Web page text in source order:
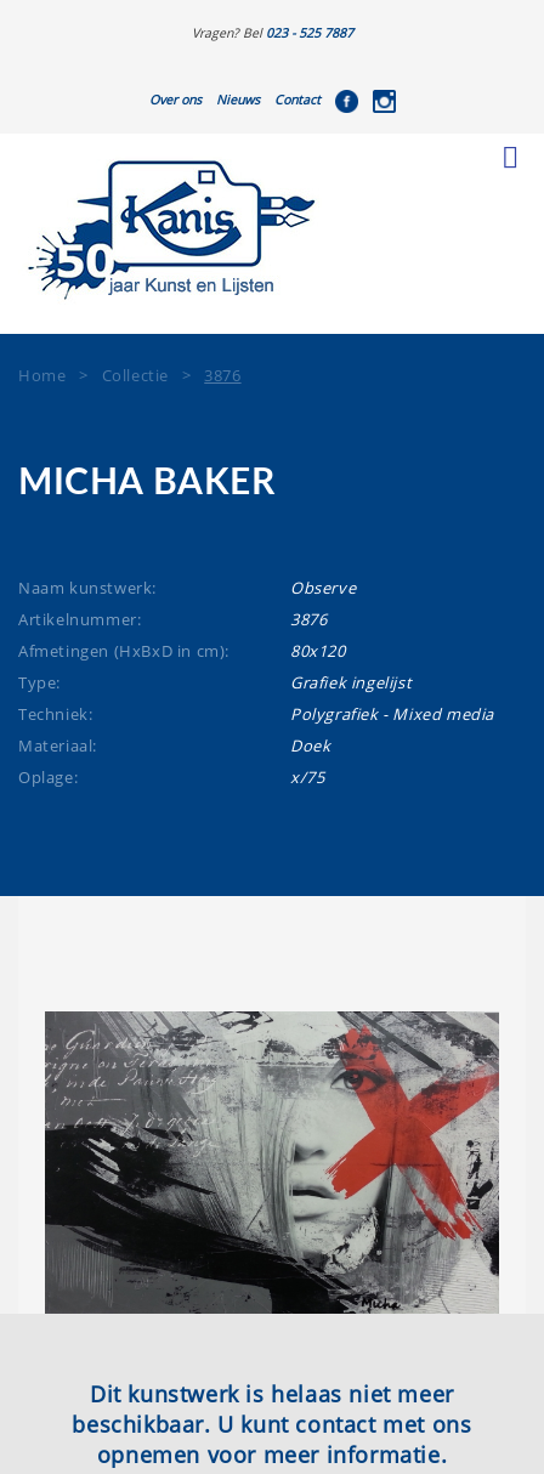
Vragen? Bel 023 - 525 7887
Over ons Nieuws Contact
Home > Collectie > 3876
MICHA BAKER
Naam kunstwerk:
Observe
Artikelnummer:
3876
Afmetingen (HxBxD in cm):
80x120
Type:
Grafiek ingelijst
Techniek:
Polygrafiek - Mixed media
Materiaal:
Doek
Oplage:
x/75
Dit kunstwerk is helaas niet meer
beschikbaar. U kunt contact met ons
opnemen voor meer informatie.